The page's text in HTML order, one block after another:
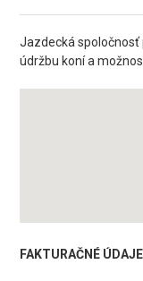
Jazdecká spoločnosť
údržbu koní a
FAKTURAČNÉ ÚDAJE